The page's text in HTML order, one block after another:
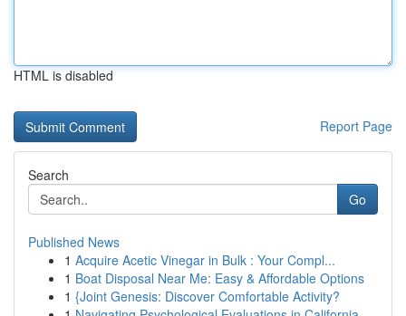
HTML is disabled
Report Page
Search
Go
Published News
1 Acquire Acetic Vinegar in Bulk : Your Compl...
1 Boat Disposal Near Me: Easy & Affordable Options
1 {Joint Genesis: Discover Comfortable Activity?